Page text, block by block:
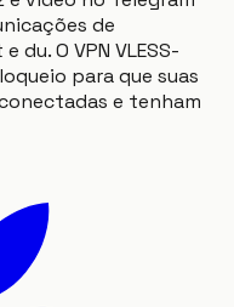
de
du. O VPN VLESS-
para que suas
e tenham